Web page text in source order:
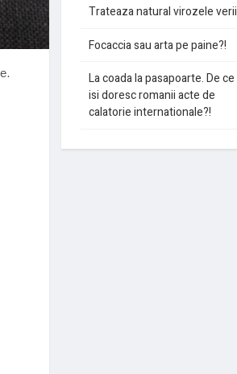
Trateaza natural virozele verii
Focaccia sau arta pe paine?!
La coada la pasapoarte. De ce
isi doresc romanii acte de
calatorie internationale?!